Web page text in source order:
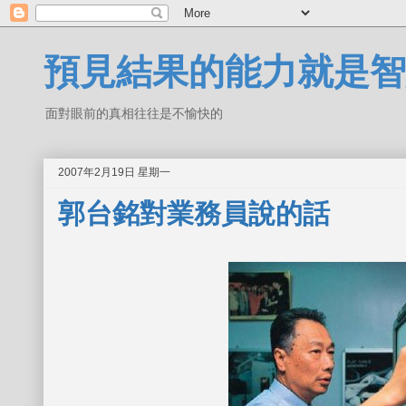
預見結果的能力就是
面對眼前的真相往往是不愉快的
2007年2月19日 星期一
郭台銘對業務員說的話